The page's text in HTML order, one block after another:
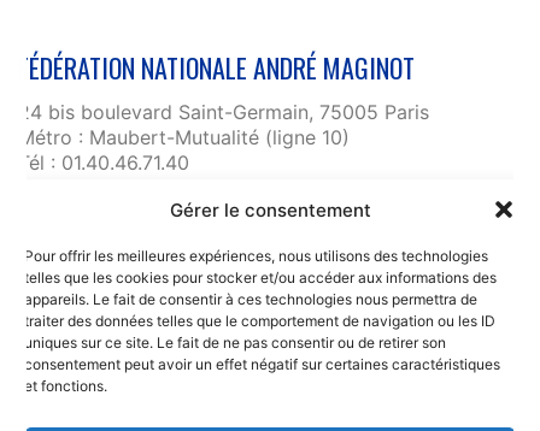
Gérer le consentement
Pour offrir les meilleures expériences, nous utilisons des technologies
telles que les cookies pour stocker et/ou accéder aux informations des
appareils. Le fait de consentir à ces technologies nous permettra de
traiter des données telles que le comportement de navigation ou les ID
uniques sur ce site. Le fait de ne pas consentir ou de retirer son
consentement peut avoir un effet négatif sur certaines caractéristiques
et fonctions.
FÉDÉRATION NATIONALE ANDRÉ MAGINOT
24 bis boulevard Saint-Germain, 75005 Paris
Métro : Maubert-Mutualité (ligne 10)
Tél : 01.40.46.71.40
Liens utiles
RGPD et confidentialité des données
Mentions légales